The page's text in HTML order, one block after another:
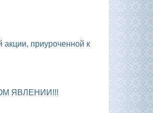
ЯВЛЕНИИ!!!